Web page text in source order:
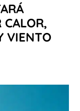
CALOR,
VIENTO